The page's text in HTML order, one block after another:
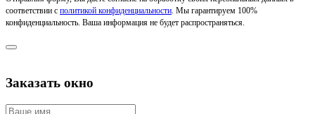
соответствии с политикой конфиденциальности . Мы гарантируем 100%
конфиденциальность. Ваша информация не будет распространяться.
Заказать окно